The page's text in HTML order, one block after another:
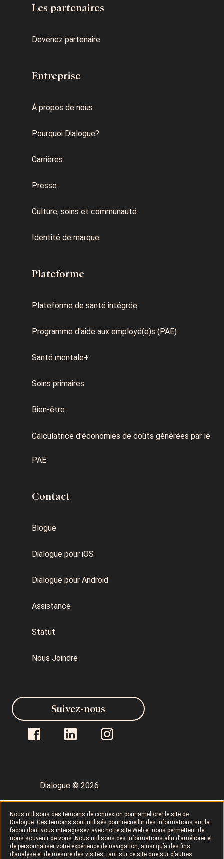
Nous utilisons des témoins de connexion pour améliorer le site de
Dialogue. Ces témoins sont utilisés pour recueillir des informations sur la
façon dont vous interagissez avec notre site Web et nous permettent de
nous souvenir de vous. Nous utilisons ces informations afin d’améliorer et
de personnaliser votre expérience de navigation, ainsi qu’à des fins
d’analyse et de mesure des visites, tant sur ce site que sur d’autres
Les partenaires
Devenez partenaire
Entreprise
À propos de nous
Pourquoi Dialogue?
Carrières
Presse
Culture, soins et communauté
Identité de marque
Plateforme
Plateforme de santé intégrée
Programme d'aide aux employé(e)s (PAE)
Santé mentale+
Soins primaires
Bien-être
Calculatrice d'économies de coûts générées par le
PAE
Contact
Blogue
Dialogue pour iOS
Dialogue pour Android
Assistance
Statut
Nous Joindre
Dialogue © 2026
Politique de confidentialité
Conditions d’utilisation LAPHO
Suivez-nous